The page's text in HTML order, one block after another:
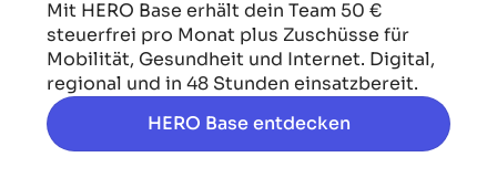
Mit HERO Base erhält dein Team 50 €
steuerfrei pro Monat plus Zuschüsse für
Mobilität, Gesundheit und Internet. Digital,
regional und in 48 Stunden einsatzbereit.
HERO Base entdecken